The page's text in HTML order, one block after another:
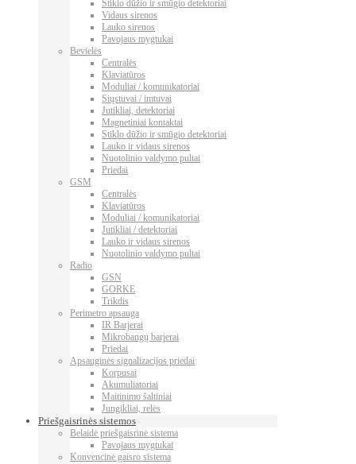
Stiklo dūžio ir smūgio detektoriai
Vidaus sirenos
Lauko sirenos
Pavojaus mygtukai
Bevielės
Centralės
Klaviatūros
Moduliai / komunikatoriai
Siųstuvai / imtuvai
Jutikliai, detektoriai
Magnetiniai kontaktai
Stiklo dūžio ir smūgio detektoriai
Lauko ir vidaus sirenos
Nuotolinio valdymo pultai
Priedai
GSM
Centralės
Klaviatūros
Moduliai / komunikatoriai
Jutikliai / detektoriai
Lauko ir vidaus sirenos
Nuotolinio valdymo pultai
Radio
GSN
GORKE
Trikdis
Perimetro apsauga
IR Barjerai
Mikrobangų barjerai
Priedai
Apsauginės signalizacijos priedai
Korpusai
Akumuliatoriai
Maitinimo šaltiniai
Jungikliai, relės
Priešgaisrinės sistemos
Belaidė priešgaisrinė sistema
Pavojaus mygtukai
Konvencinė gaisro sistema